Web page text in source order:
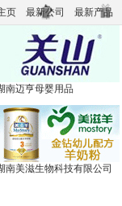
页 最新公司 最新产品
南迈亨母婴用品
南美滋生物科技有限公司